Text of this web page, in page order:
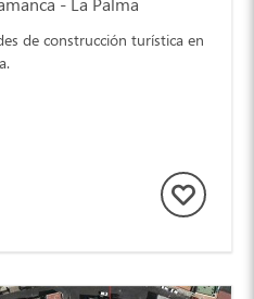
de construcción turística en